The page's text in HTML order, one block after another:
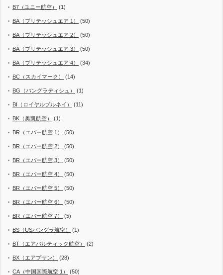
B7（ユニー航空） (1)
BA（ブリテッシュエア 1） (50)
BA（ブリテッシュエア 2） (50)
BA（ブリテッシュエア 3） (50)
BA（ブリテッシュエア 4） (34)
BC（スカイマーク） (14)
BG（バングラディシュ） (1)
BI（ロイヤルブルネイ） (11)
BK（奥凱航空） (1)
BR（エバー航空 1） (50)
BR（エバー航空 2） (50)
BR（エバー航空 3） (50)
BR（エバー航空 4） (50)
BR（エバー航空 5） (50)
BR（エバー航空 6） (50)
BR（エバー航空 7） (5)
BS（USバングラ航空） (1)
BT（エアバルティック航空） (2)
BX（エアプサン） (28)
CA（中国国際航空 1） (50)